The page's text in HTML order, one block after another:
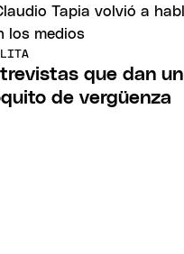
que dan un
de vergüenza